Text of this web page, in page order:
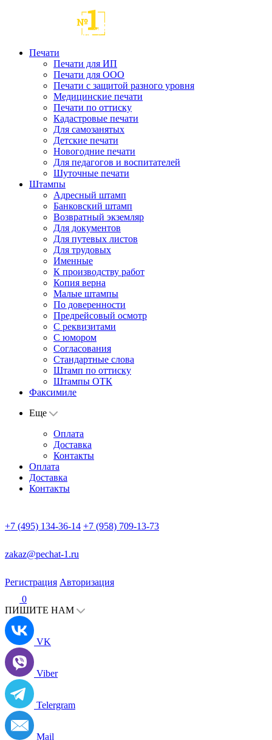
Печати
Печати для ИП
Печати для ООО
Печати с защитой разного уровня
Медицинские печати
Печати по оттиску
Кадастровые печати
Для самозанятых
Детские печати
Новогодние печати
Для педагогов и воспитателей
Шуточные печати
Штампы
Адресный штамп
Банковский штамп
Возвратный экземляр
Для документов
Для путевых листов
Для трудовых
Именные
К производству работ
Копия верна
Малые штампы
По доверенности
Предрейсовый осмотр
С реквизитами
С юмором
Согласования
Стандартные слова
Штамп по оттиску
Штампы ОТК
Факсимиле
Еще
Оплата
Доставка
Контакты
Оплата
Доставка
Контакты
+7 (495) 134-36-14 +7 (958) 709-13-73
zakaz@pechat-1.ru
Регистрация Авторизация
0
ПИШИТЕ НАМ
VK
Viber
Telergram
Mail